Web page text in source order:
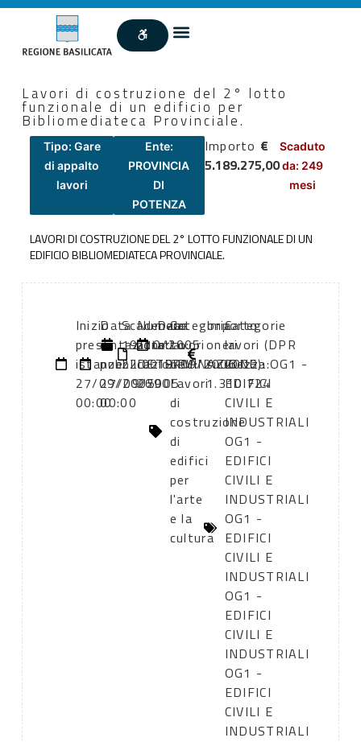
Lavori di costruzione del 2° lotto
funzionale di un edificio per
Bibliomediateca Provinciale.
Tipo: Gare
di appalto
lavori
Ente:
PROVINCIA
DI
POTENZA
Importo €
5.189.275,00
Scaduto
da: 249
mesi
LAVORI DI COSTRUZIONE DEL 2° LOTTO FUNZIONALE DI UN
EDIFICIO BIBLIOMEDIATECA PROVINCIALE.
Inizio
presentazione
istanze:
27/09/2005
00:00
Data
di
pubblicazione:
27/09/2005
00:00
Scadenza:
19/10/2005
22:00
Numero
atto:
DETERMINAZIONE
2690
Data
atto:
19/09/2005
Categoria
lavori
CPV:
Lavori
di
costruzione
di
edifici
per
l'arte
e la
cultura
Importo
oneri
sicurezza:
1.310.724
Categorie
lavori (DPR
2000): OG1 -
EDIFICI
CIVILI E
INDUSTRIALI
OG1 -
EDIFICI
CIVILI E
INDUSTRIALI
OG1 -
EDIFICI
CIVILI E
INDUSTRIALI
OG1 -
EDIFICI
CIVILI E
INDUSTRIALI
OG1 -
EDIFICI
CIVILI E
INDUSTRIALI